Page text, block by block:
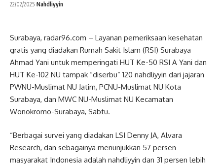
22/02/2025 Nahdliyyin
Surabaya, radar96.com – Layanan pemeriksaan kesehatan
gratis yang diadakan Rumah Sakit Islam (RSI) Surabaya
Ahmad Yani untuk memperingati HUT Ke-50 RSI A Yani dan
HUT Ke-102 NU tampak “diserbu” 120 nahdliyyin dari jajaran
PWNU-Muslimat NU Jatim, PCNU-Muslimat NU Kota
Surabaya, dan MWC NU-Muslimat NU Kecamatan
Wonokromo-Surabaya, Sabtu.
“Berbagai survei yang diadakan LSI Denny JA, Alvara
Research, dan sebagainya menunjukkan 57 persen
masyarakat Indonesia adalah nahdliyyin dan 31 persen lebih